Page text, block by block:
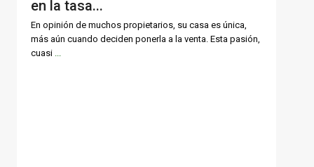
en la tasa...
En opinión de muchos propietarios, su casa es única,
más aún cuando deciden ponerla a la venta. Esta pasión,
cuasi ...